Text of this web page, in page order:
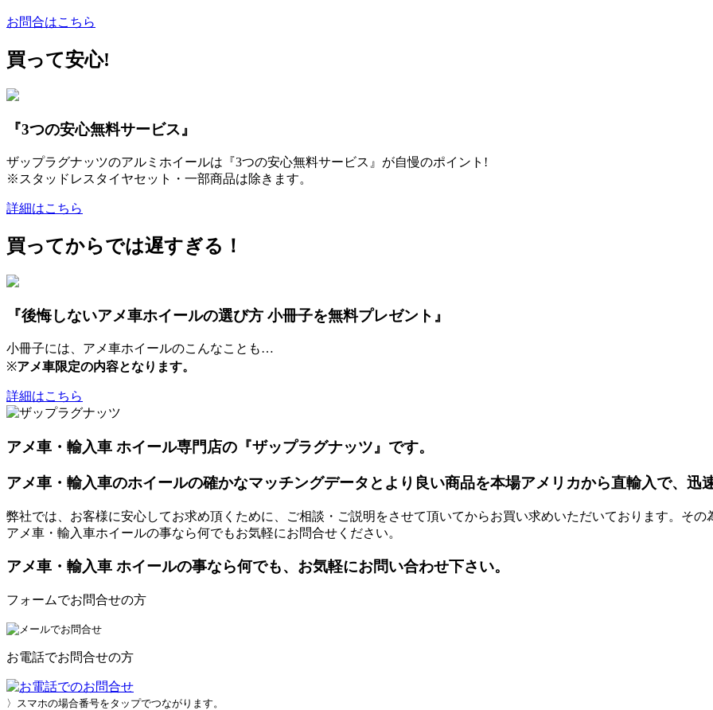
お問合はこちら
買って安心!
『3つの安心無料サービス』
ザップラグナッツのアルミホイールは『3つの安心無料サービス』が自慢のポイント!
※スタッドレスタイヤセット・一部商品は除きます。
詳細はこちら
買ってからでは遅すぎる！
『後悔しないアメ車ホイールの選び方 小冊子を無料プレゼント』
小冊子には、アメ車ホイールのこんなことも…
※アメ車限定の内容となります。
詳細はこちら
アメ車・輸入車 ホイール専門店の『ザップラグナッツ』です。
アメ車・輸入車のホイールの確かなマッチングデータとより良い商品を本場アメリカから直輸入で、迅
弊社では、お客様に安心してお求め頂くために、ご相談・ご説明をさせて頂いてからお買い求めいただいております。そ
アメ車・輸入車ホイールの事なら何でもお気軽にお問合せください。
アメ車・輸入車 ホイールの事なら何でも、お気軽にお問い合わせ下さい。
フォームでお問合せの方
お電話でお問合せの方
〉スマホの場合番号をタップでつながります。